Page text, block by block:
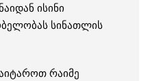
ისინი
სინათლის
რაიმე